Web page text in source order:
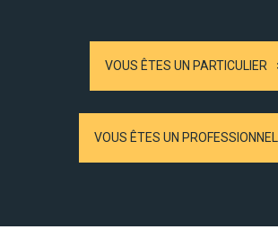
VOUS ÊTES UN PARTICULIER
VOUS ÊTES UN PROFESSIONNEL